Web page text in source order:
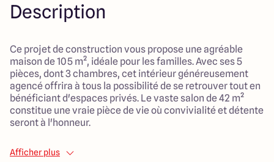
Description
Ce projet de construction vous propose une agréable
maison de 105 m², idéale pour les familles. Avec ses 5
pièces, dont 3 chambres, cet intérieur généreusement
agencé offrira à tous la possibilité de se retrouver tout en
bénéficiant d'espaces privés. Le vaste salon de 42 m²
constitue une vraie pièce de vie où convivialité et détente
seront à l'honneur.
La maison sera construite dans un environnement calme,
en hameau, au Sud de Nort-sur-Erdre sur un terrain de 366
Afficher plus